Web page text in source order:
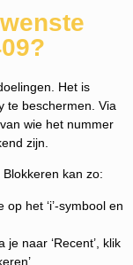
Het is
te beschermen. Via
wie het nummer
zijn.
kan zo:
op het ‘i’-symbool en
naar ‘Recent’, klik